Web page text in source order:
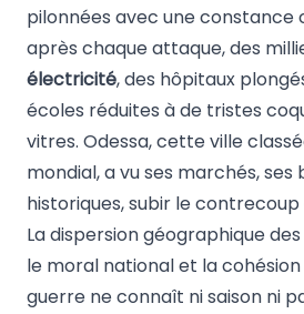
pilonnées avec une constance
après chaque attaque, des
électricité, des hôpitaux
écoles réduites à de tristes
vitres. Odessa, cette ville
mondial, a vu ses marchés, ses
historiques, subir le contrecoup
La dispersion géographique
le moral national et la
guerre ne connaît ni saison ni